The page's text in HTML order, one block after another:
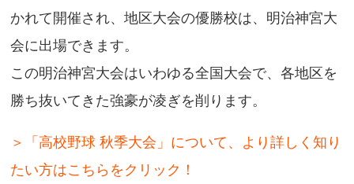
かれて開催され、地区大会の優勝校は、明治神宮大
会に出場できます。
この明治神宮大会はいわゆる全国大会で、各地区を
勝ち抜いてきた強豪が凌ぎを削ります。
＞「高校野球 秋季大会」について、より詳しく知り
たい方はこちらをクリック！